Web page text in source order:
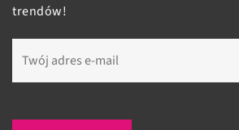
trendów!